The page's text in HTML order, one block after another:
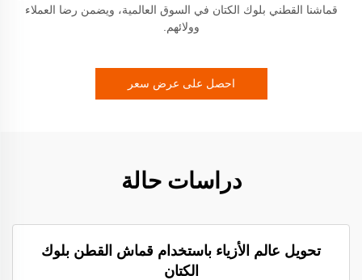
قماشنا القطني بلوك الكتان في السوق العالمية، ويضمن رضا العملاء
وولائهم.
احصل على عرض سعر
دراسات حالة
تحويل عالم الأزياء باستخدام قماش القطن بلوك
الكتان